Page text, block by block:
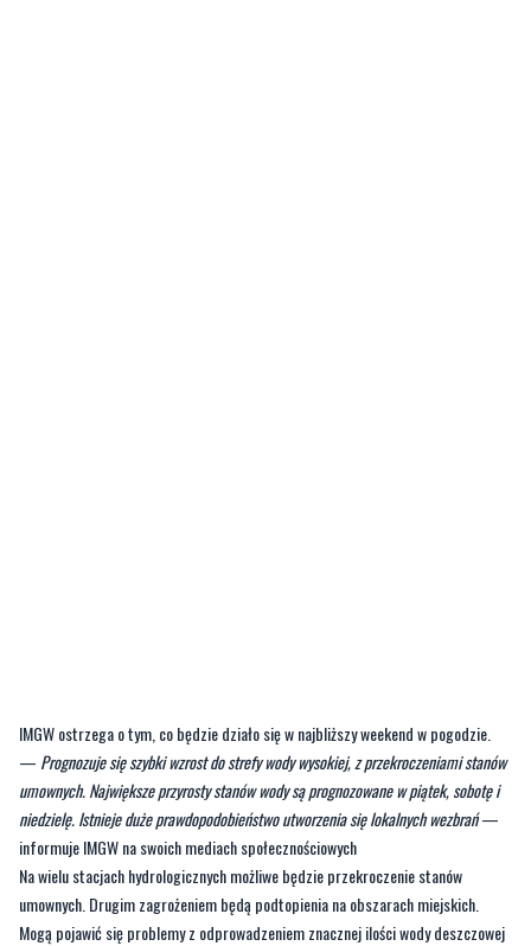
IMGW ostrzega o tym, co będzie działo się w najbliższy weekend w pogodzie.
— Prognozuje się szybki wzrost do strefy wody wysokiej, z przekroczeniami stanów
umownych. Największe przyrosty stanów wody są prognozowane w piątek, sobotę i
niedzielę. Istnieje duże prawdopodobieństwo utworzenia się lokalnych wezbrań—
informuje IMGW na swoich mediach społecznościowych
Na wielu stacjach hydrologicznych możliwe będzie przekroczenie stanów
umownych. Drugim zagrożeniem będą podtopienia na obszarach miejskich.
Mogą pojawić się problemy z odprowadzeniem znacznej ilości wody deszczowej